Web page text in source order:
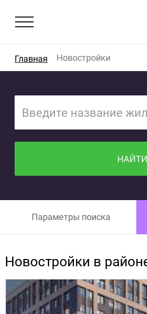
Главная Новостройки
Параметры поиска
Новостройки в